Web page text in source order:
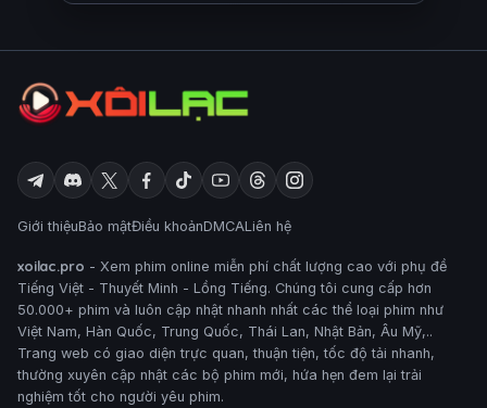
Giới thiệuBảo mậtĐiều khoảnDMCALiên hệ
xoilac.pro - Xem phim online miễn phí chất lượng cao với phụ đề
Tiếng Việt - Thuyết Minh - Lồng Tiếng. Chúng tôi cung cấp hơn
50.000+ phim và luôn cập nhật nhanh nhất các thể loại phim như
Việt Nam, Hàn Quốc, Trung Quốc, Thái Lan, Nhật Bản, Âu Mỹ,..
Trang web có giao diện trực quan, thuận tiện, tốc độ tải nhanh,
thường xuyên cập nhật các bộ phim mới, hứa hẹn đem lại trải
nghiệm tốt cho người yêu phim.